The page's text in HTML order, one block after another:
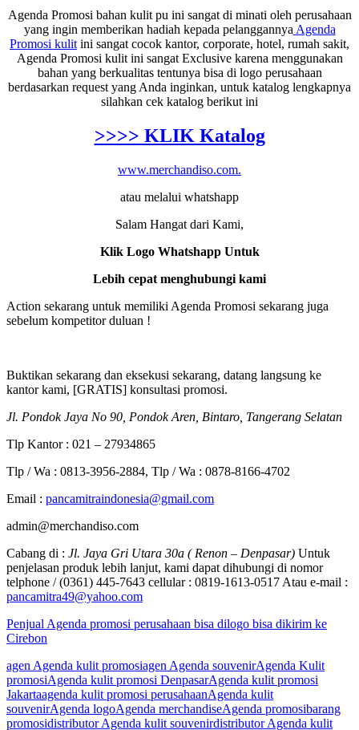
Agenda Promosi bahan kulit pu ini sangat di minati oleh perusahaan
yang ingin memberikan hadiah kepada pelanggannya Agenda
Promosi kulit ini sangat cocok kantor, corporate, hotel, rumah sakit,
Agenda Promosi kulit ini sangat Exclusive karena menggunakan
bahan yang berkualitas tentunya bisa di logo perusahaan
berdasarkan request yang Anda inginkan, untuk katalog lengkapnya
silahkan cek katalog berikut ini
>>>> KLIK Katalog
www.merchandiso.com.
atau melalui whatshapp
Salam Hangat dari Kami,
Klik Logo Whatshapp Untuk
Lebih cepat menghubungi kami
Action sekarang untuk memiliki Agenda Promosi sekarang juga
sebelum kompetitor duluan !
Buktikan sekarang dan eksekusi sekarang, datang langsung ke
kantor kami, [GRATIS] konsultasi promosi.
Jl. Pondok Jaya No 90, Pondok Aren, Bintaro, Tangerang Selatan
Tlp Kantor : 021 – 27934865
Tlp / Wa : 0813-3956-2884, Tlp / Wa : 0878-8166-4702
Email : pancamitraindonesia@gmail.com
admin@merchandiso.com
Cabang di : Jl. Jaya Gri Utara 30a ( Renon – Denpasar) Untuk
penjelasan produk lebih lanjut, kami dapat dihubungi di nomor
telphone / (0361) 445-7643 cellular : 0819-1613-0517 Atau e-mail :
pancamitra49@yahoo.com
Penjual Agenda promosi perusahaan bisa dilogo bisa dikirim ke
Cirebon
agen Agenda kulit promosiagen Agenda souvenirAgenda Kulit
promosiAgenda kulit promosi DenpasarAgenda kulit promosi
Jakartaagenda kulit promosi perusahaanAgenda kulit
souvenirAgenda logoAgenda merchandiseAgenda promosibarang
promosidistributor Agenda kulit souvenirdistributor Agenda kulit